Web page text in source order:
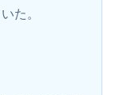
た。